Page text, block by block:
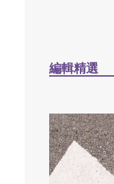
編輯精選